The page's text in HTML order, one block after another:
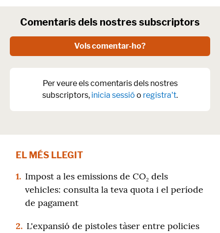
Comentaris dels nostres subscriptors
Vols comentar-ho?
Per veure els comentaris dels nostres
subscriptors, inicia sessió o registra't.
EL MÉS LLEGIT
1. Impost a les emissions de CO₂ dels
vehicles: consulta la teva quota i el període
de pagament
2. L'expansió de pistoles tàser entre policies